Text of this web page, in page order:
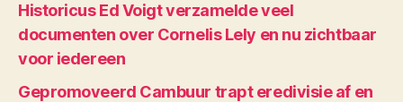
Historicus Ed Voigt verzamelde veel
documenten over Cornelis Lely en nu zichtbaar
voor iedereen
Gepromoveerd Cambuur trapt eredivisie af en